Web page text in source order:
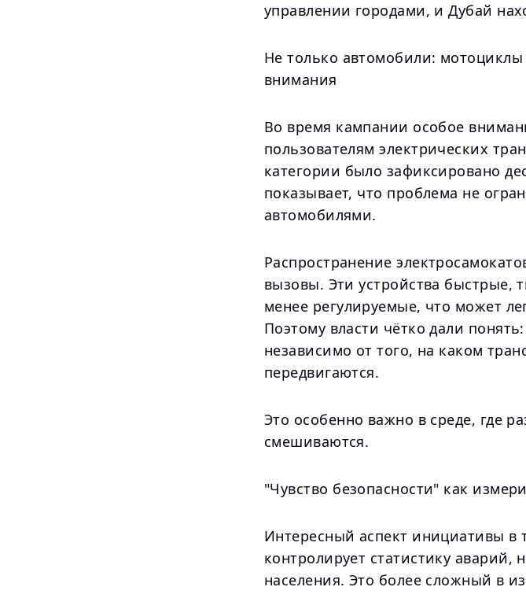
управлении городами, и Дубай
Не только автомобили:
внимания
Во время кампании особое
пользователям электрических
категории было зафиксировано
показывает, что проблема не
автомобилями.
Распространение
вызовы. Эти устройства быстрые,
менее регулируемые, что может
Поэтому власти чётко дали
независимо от того, на каком
передвигаются.
Это особенно важно в среде, где
смешиваются.
"Чувство безопасности" как
Интересный аспект инициативы в
контролирует статистику аварий,
населения. Это более сложный в